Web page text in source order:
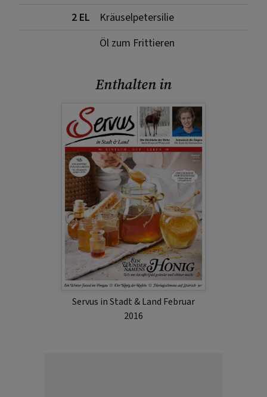
2 EL
Kräuselpetersilie
Öl zum Frittieren
Enthalten in
Servus in Stadt & Land Februar
2016